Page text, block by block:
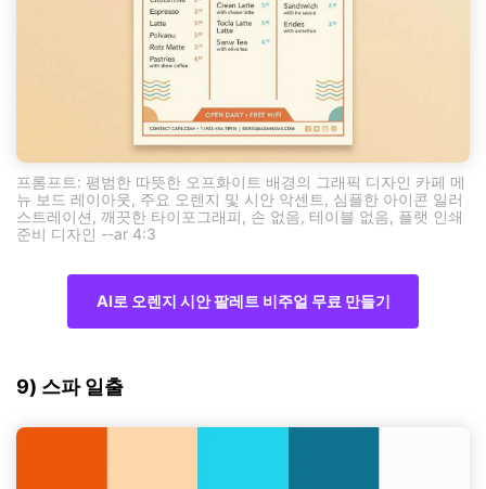
프롬프트: 평범한 따뜻한 오프화이트 배경의 그래픽 디자인 카페 메
뉴 보드 레이아웃, 주요 오렌지 및 시안 악센트, 심플한 아이콘 일러
스트레이션, 깨끗한 타이포그래피, 손 없음, 테이블 없음, 플랫 인쇄
준비 디자인 --ar 4:3
AI로 오렌지 시안 팔레트 비주얼 무료 만들기
9) 스파 일출